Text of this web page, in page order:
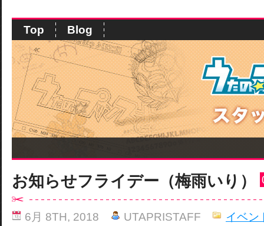
Top Blog
お知らせフライデー（梅雨いり）
6月 8TH, 2018 UTAPRISTAFF
イベン